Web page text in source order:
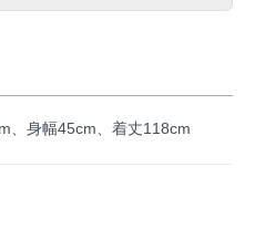
、身幅45cm、着丈118cm